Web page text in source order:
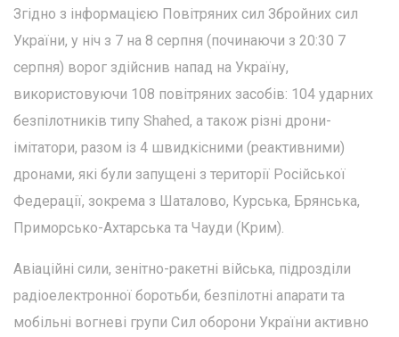
Згідно з інформацією Повітряних сил Збройних сил
України, у ніч з 7 на 8 серпня (починаючи з 20:30 7
серпня) ворог здійснив напад на Україну,
використовуючи 108 повітряних засобів: 104 ударних
безпілотників типу Shahed, а також різні дрони-
імітатори, разом із 4 швидкісними (реактивними)
дронами, які були запущені з території Російської
Федерації, зокрема з Шаталово, Курська, Брянська,
Приморсько-Ахтарська та Чауди (Крим).
Авіаційні сили, зенітно-ракетні війська, підрозділи
радіоелектронної боротьби, безпілотні апарати та
мобільні вогневі групи Сил оборони України активно